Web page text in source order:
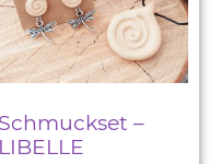
Schmuckset –
LIBELLE